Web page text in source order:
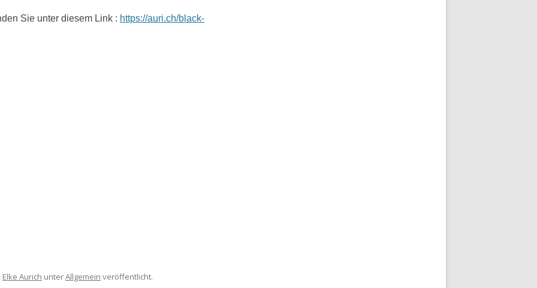
Sie unter diesem Link : https://auri.ch/black-
Elke Aurich unterAllgemein veröffentlicht.